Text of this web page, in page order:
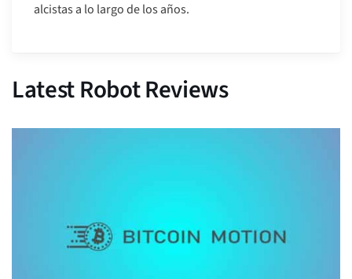
alcistas a lo largo de los años.
Latest Robot Reviews